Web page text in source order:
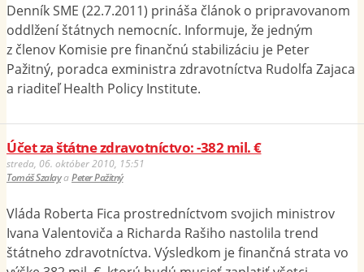
Denník SME (22.7.2011) prináša článok o pripravovanom
oddlžení štátnych nemocníc. Informuje, že jedným
z členov Komisie pre finančnú stabilizáciu je Peter
Pažitný, poradca exministra zdravotníctva Rudolfa Zajaca
a riaditeľ Health Policy Institute.
Účet za štátne zdravotníctvo: -382 mil. €
streda, 06. október 2010, 15:51
Tomáš SzalayaPeter Pažitný
Vláda Roberta Fica prostredníctvom svojich ministrov
Ivana Valentoviča a Richarda Rašiho nastolila trend
štátneho zdravotníctva. Výsledkom je finančná strata vo